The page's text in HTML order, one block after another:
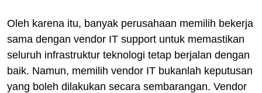
Oleh karena itu, banyak perusahaan memilih bekerja
sama dengan vendor IT support untuk memastikan
seluruh infrastruktur teknologi tetap berjalan dengan
baik. Namun, memilih vendor IT bukanlah keputusan
yang boleh dilakukan secara sembarangan. Vendor